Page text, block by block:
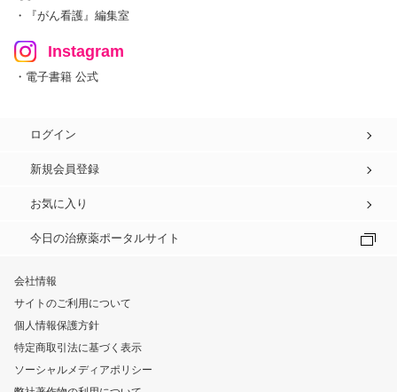
・『がん看護』編集室
Instagram
・電子書籍 公式
ログイン
新規会員登録
お気に入り
今日の治療薬ポータルサイト
会社情報
サイトのご利用について
個人情報保護方針
特定商取引法に基づく表示
ソーシャルメディアポリシー